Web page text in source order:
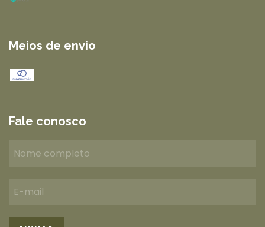
Meios de envio
Fale conosco